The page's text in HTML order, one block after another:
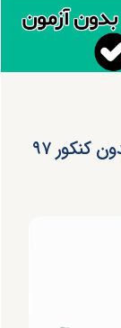
انتشار نتایج نهایی کارشناسی ارشد بدون کنکور ۹۷